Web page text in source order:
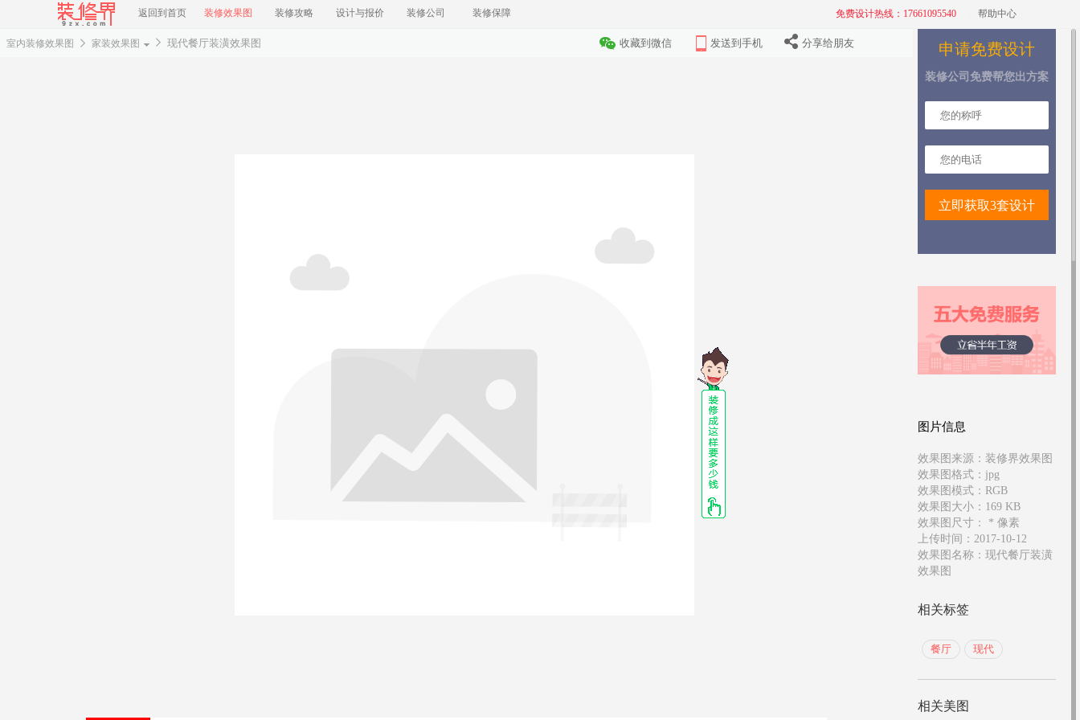
返回到首页 装修效果图 装修攻略 设计与报价 装修公司 装修保障 免费设计热线：17661095540 帮助中心
室内装修效果图 家装效果图 现代餐厅装潢效果图 收藏到微信 发送到手机 分享给朋友 申请免费设计
装修公司免费帮您出方案
立即获取3套设计
图片信息
效果图来源：装修界效果图
效果图格式： jpg
效果图模式： RGB
效果图大小： 169 KB
效果图尺寸：
*像素
上传时间：2017-10-12
效果图名称：现代餐厅装潢
效果图
相关标签
餐厅 现代
相关美图